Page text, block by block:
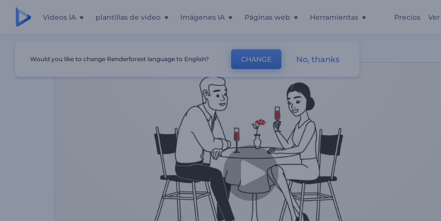
Videos IA plantillas de video Imágenes IA Páginas web Herramientas Precios Ver
Promoción De App O Página Web De Citas
Would you like to change Renderforest language to English? CHANGE No, thanks